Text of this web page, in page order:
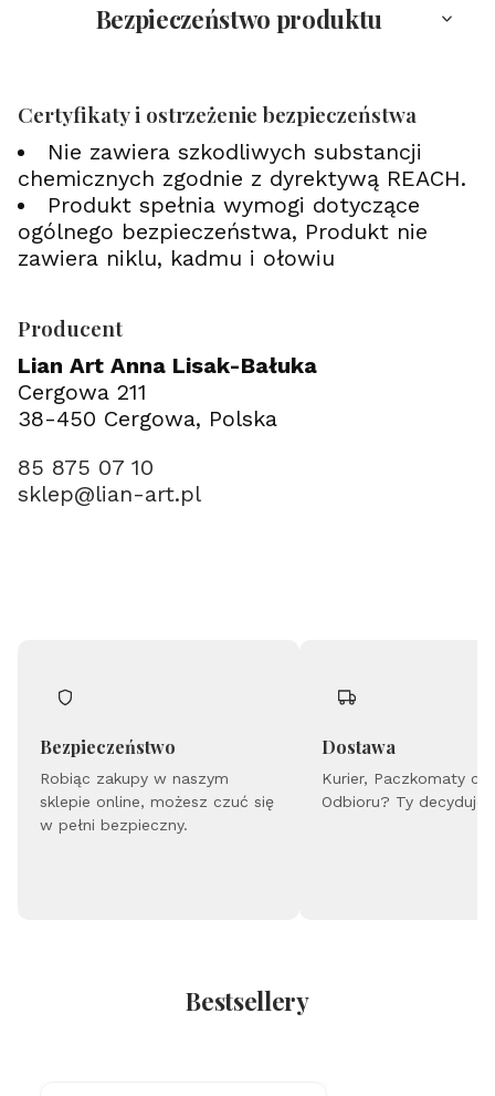
Bezpieczeństwo produktu
Certyfikaty i ostrzeżenie bezpieczeństwa
Nie zawiera szkodliwych substancji
chemicznych zgodnie z dyrektywą REACH.
Produkt spełnia wymogi dotyczące
ogólnego bezpieczeństwa, Produkt nie
zawiera niklu, kadmu i ołowiu
Producent
Lian Art Anna Lisak-Bałuka
Cergowa 211
38-450 Cergowa, Polska
85 875 07 10
sklep@lian-art.pl
Bezpieczeństwo
Robiąc zakupy w naszym
sklepie online, możesz czuć się
w pełni bezpieczny.
Dostawa
Kurier, Paczkomaty
Odbioru? Ty
Bestsellery